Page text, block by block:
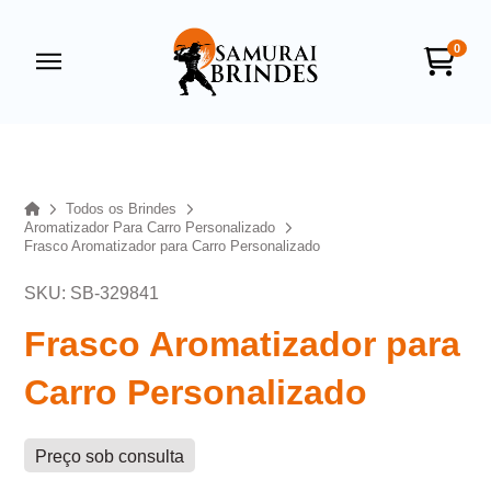
0
HomeTodos os Brindes
Aromatizador Para Carro Personalizado
Frasco Aromatizador para Carro Personalizado
SKU: SB-329841
Frasco Aromatizador para
Carro Personalizado
Preço sob consulta
+55